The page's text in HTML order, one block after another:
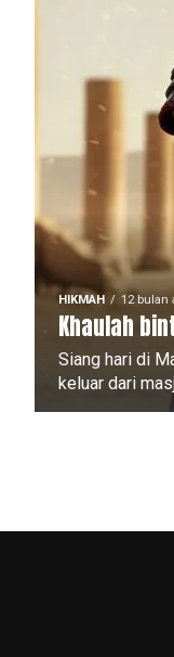
HIKMAH 12 bulan
Khaulah
Siang hari di
keluar dari